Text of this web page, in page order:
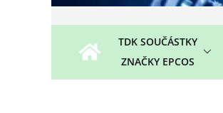
TDK SOUČÁSTKY
ZNAČKY EPCOS